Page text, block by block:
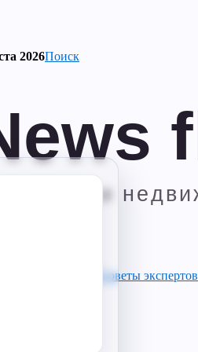
2026Поиск
Советы экспертов